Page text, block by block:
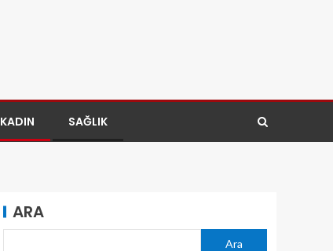
KADIN SAĞLIK
ARA
Ara